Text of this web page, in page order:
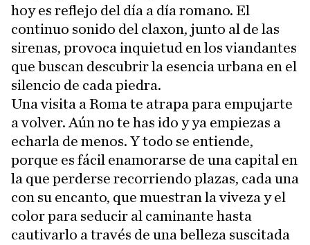
hoy es reflejo del día a día romano. El
continuo sonido del claxon, junto al de las
sirenas, provoca inquietud en los viandantes
que buscan descubrir la esencia urbana en el
silencio de cada piedra.
Una visita a Roma te atrapa para empujarte
a volver. Aún no te has ido y ya empiezas a
echarla de menos. Y todo se entiende,
porque es fácil enamorarse de una capital en
la que perderse recorriendo plazas, cada una
con su encanto, que muestran la viveza y el
color para seducir al caminante hasta
cautivarlo a través de una belleza suscitada